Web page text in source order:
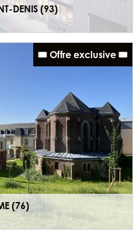
DENIS (93)
🎟️ Offre exclusive 🎟️
(76)